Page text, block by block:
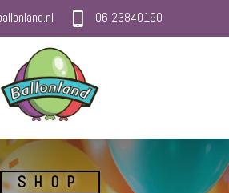
06 23840190
SHOP